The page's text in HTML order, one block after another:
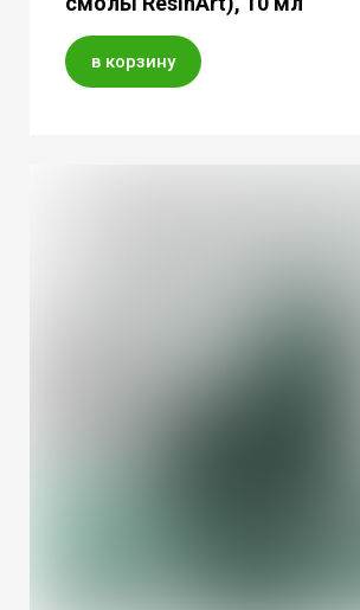
в корзину